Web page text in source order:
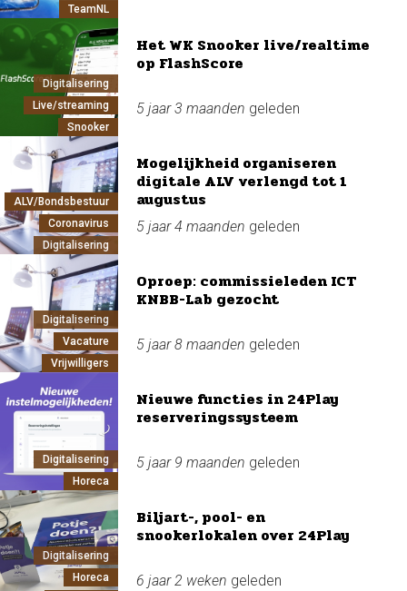
TeamNL
Digitalisering
Live/streaming
Snooker
Het WK Snooker live/realtime
op FlashScore
5 jaar 3 maanden geleden
ALV/Bondsbestuur
Coronavirus
Digitalisering
Mogelijkheid organiseren
digitale ALV verlengd tot 1
augustus
5 jaar 4 maanden geleden
Digitalisering
Vacature
Vrijwilligers
Oproep: commissieleden ICT
KNBB-Lab gezocht
5 jaar 8 maanden geleden
Digitalisering
Horeca
Nieuwe functies in 24Play
reserveringssysteem
5 jaar 9 maanden geleden
Digitalisering
Horeca
Biljart-, pool- en
snookerlokalen over 24Play
6 jaar 2 weken geleden